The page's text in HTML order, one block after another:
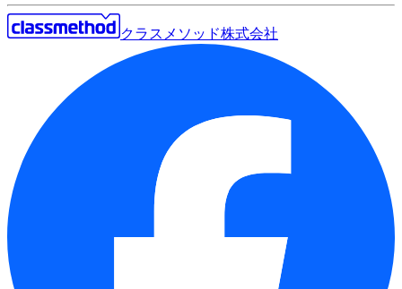
クラスメソッド株式会社